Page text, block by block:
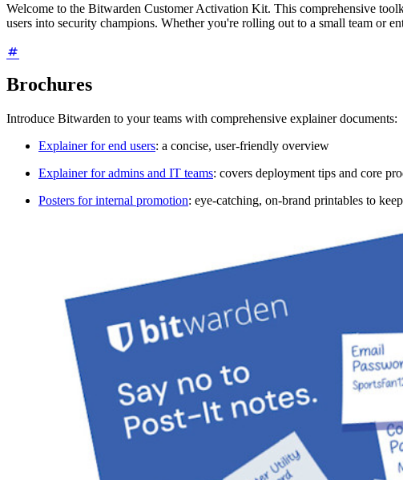
Welcome to the Bitwarden Customer Activation Kit. This comprehensive
users into security champions. Whether you're rolling out to a small team or
Brochures
Introduce Bitwarden to your teams with comprehensive explainer documents:
Explainer for end users: a concise, user-friendly overview
Explainer for admins and IT teams: covers deployment tips and core
Posters for internal promotion: eye-catching, on-brand printables to